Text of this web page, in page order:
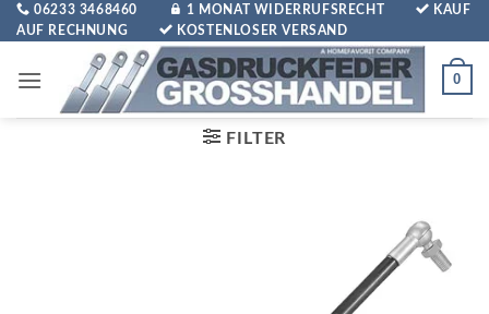
Zum
Inhalt
06233 3468460 1 MONAT WIDERRUFSRECHT
KAUF
AUF RECHNUNG
KOSTENLOSER VERSAND
0
FILTER